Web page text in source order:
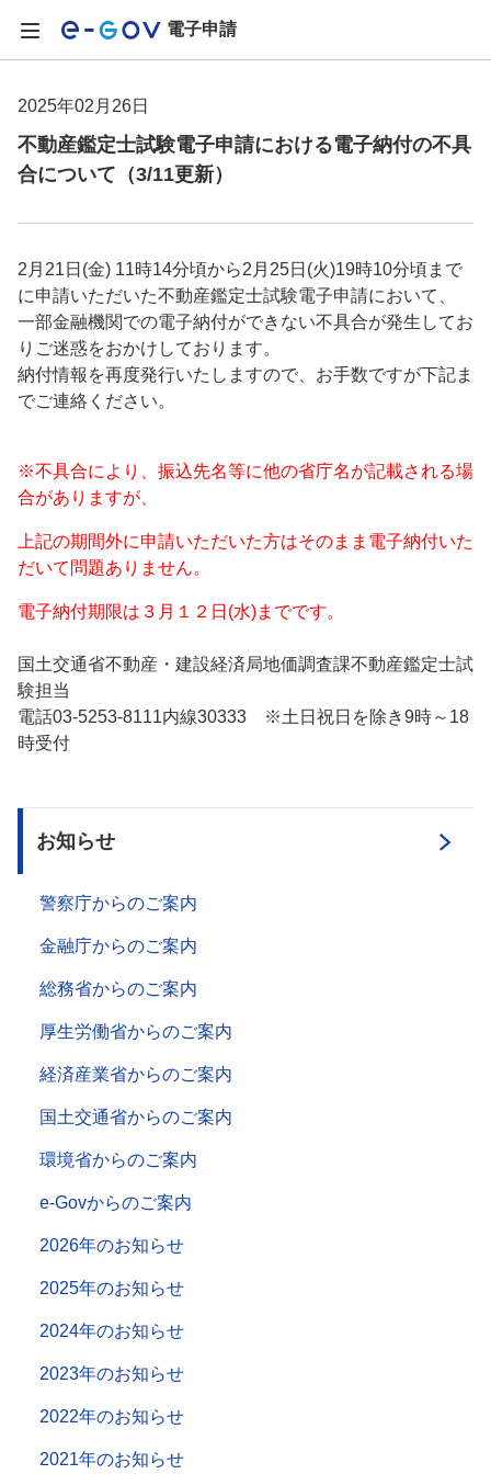
電子申請
2025年02月26日
不動産鑑定士試験電子申請における電子納付の不具
合について（3/11更新）
2月21日(金) 11時14分頃から2月25日(火)19時10分頃まで
に申請いただいた不動産鑑定士試験電子申請において、
一部金融機関での電子納付ができない不具合が発生してお
りご迷惑をおかけしております。
納付情報を再度発行いたしますので、お手数ですが下記ま
でご連絡ください。
※不具合により、振込先名等に他の省庁名が記載される場
合がありますが、
上記の期間外に申請いただいた方はそのまま電子納付いた
だいて問題ありません。
電子納付期限は３月１２日(水)までです。
国土交通省不動産・建設経済局地価調査課不動産鑑定士試
験担当
電話03-5253-8111内線30333 ※土日祝日を除き9時～18
時受付
お知らせ
警察庁からのご案内
金融庁からのご案内
総務省からのご案内
厚生労働省からのご案内
経済産業省からのご案内
国土交通省からのご案内
環境省からのご案内
e-Govからのご案内
2026年のお知らせ
2025年のお知らせ
2024年のお知らせ
2023年のお知らせ
2022年のお知らせ
2021年のお知らせ